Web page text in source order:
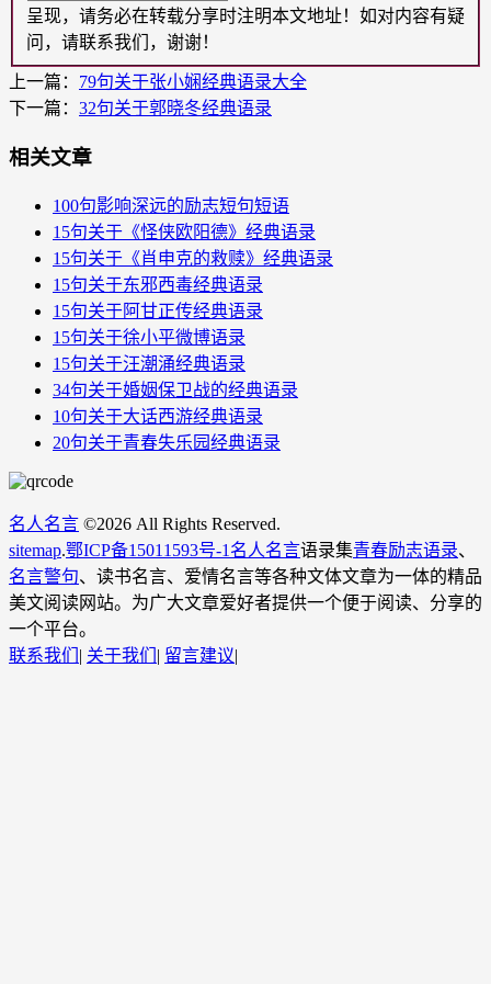
呈现，请务必在转载分享时注明本文地址！如对内容有疑
问，请联系我们，谢谢！
上一篇： 79句关于张小娴经典语录大全
下一篇： 32句关于郭晓冬经典语录
相关文章
100句影响深远的励志短句短语
15句关于《怪侠欧阳德》经典语录
15句关于《肖申克的救赎》经典语录
15句关于东邪西毒​经典语录
15句关于阿甘正传​经典语录
15句关于徐小平微博语录
15句关于汪潮涌经典语录
34句关于婚姻保卫战​的经典语录
10句关于大话西游经典语录
20句关于青春失乐园经典语录
名人名言 ©2026 All Rights Reserved.
sitemap.鄂ICP备15011593号-1 名人名言语录集青春励志语录、
名言警句、读书名言、爱情名言等各种文体文章为一体的精品
美文阅读网站。为广大文章爱好者提供一个便于阅读、分享的
一个平台。
联系我们 | 关于我们 | 留言建议|